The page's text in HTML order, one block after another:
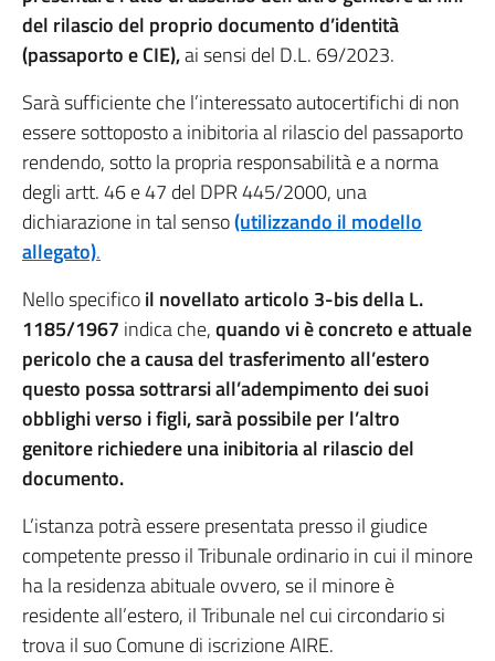
del rilascio del proprio documento d’identità
(passaporto e CIE),ai sensi del D.L. 69/2023.
Sarà sufficiente che l’interessato autocertifichi di non
essere sottoposto a inibitoria al rilascio del passaporto
rendendo, sotto la propria responsabilità e a norma
degli artt. 46 e 47 del DPR 445/2000, una
dichiarazione in tal senso(utilizzando il modello
allegato).
Nello specificoil novellato articolo 3-bis della L.
1185/1967 indica che,quando vi è concreto e attuale
pericolo che a causa del trasferimento all’estero
questo possa sottrarsi all’adempimento dei suoi
obblighi verso i figli, sarà possibile per l’altro
genitore richiedere una inibitoria al rilascio del
documento.
L’istanza potrà essere presentata presso il giudice
competente presso il Tribunale ordinario in cui il minore
ha la residenza abituale ovvero, se il minore è
residente all’estero, il Tribunale nel cui circondario si
trova il suo Comune di iscrizione AIRE.